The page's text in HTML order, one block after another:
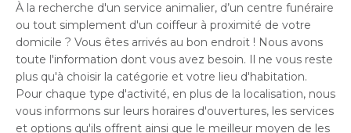
À la recherche d'un service animalier, d’un centre funéraire
ou tout simplement d'un coiffeur à proximité de votre
domicile ? Vous êtes arrivés au bon endroit ! Nous avons
toute l'information dont vous avez besoin. Il ne vous reste
plus qu'à choisir la catégorie et votre lieu d'habitation.
Pour chaque type d'activité, en plus de la localisation, nous
vous informons sur leurs horaires d'ouvertures, les services
et options qu'ils offrent ainsi que le meilleur moyen de les